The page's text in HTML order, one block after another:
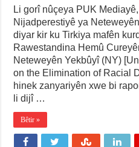
Li gorî nûçeya PUK
Nijadperestiyê ya
diyar kir ku Tirkiya mafên
Rawestandina Hemû
Neteweyên Yekbûyî (NY)
on the Elimination of Racial
hinek zanyariyên xwe bi
li dijî …
Bêtir »